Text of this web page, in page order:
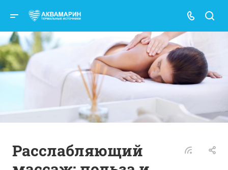
Расслабляющий